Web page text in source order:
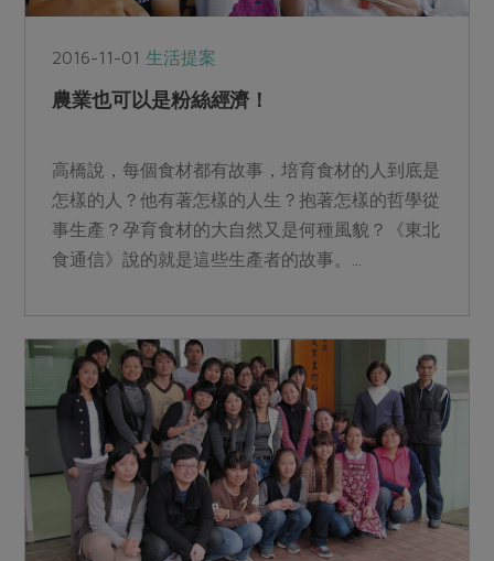
2016-11-01生活提案
農業也可以是粉絲經濟！
高橋說，每個食材都有故事，培育食材的人到底是
怎樣的人？他有著怎樣的人生？抱著怎樣的哲學從
事生產？孕育食材的大自然又是何種風貌？《東北
食通信》說的就是這些生產者的故事。...